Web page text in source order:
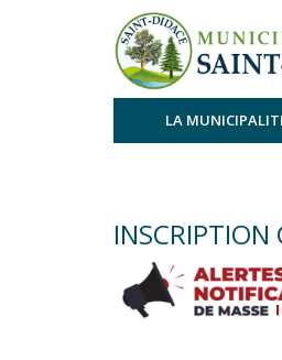
LA
INSCRIPTION